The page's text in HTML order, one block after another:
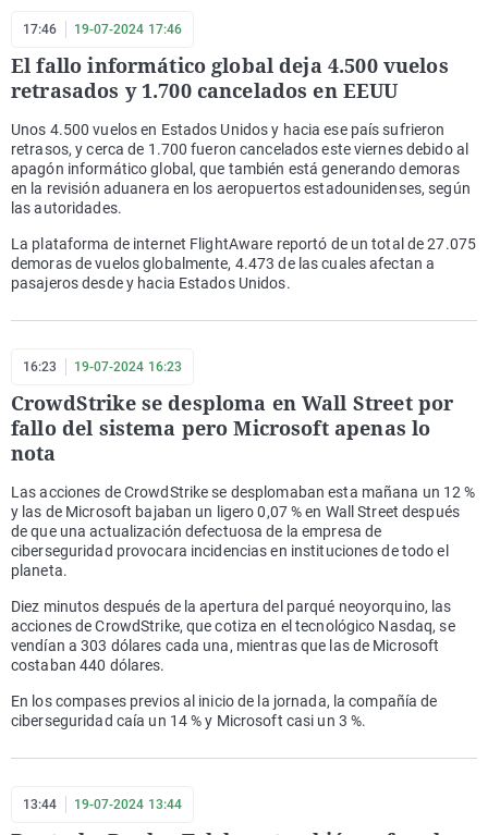
17:46 19-07-2024 17:46
El fallo informático global deja 4.500 vuelos
retrasados y 1.700 cancelados en EEUU
Unos 4.500 vuelos en Estados Unidos y hacia ese país sufrieron
retrasos, y cerca de 1.700 fueron cancelados este viernes debido al
apagón informático global, que también está generando demoras
en la revisión aduanera en los aeropuertos estadounidenses, según
las autoridades.
La plataforma de internet FlightAware reportó de un total de 27.075
demoras de vuelos globalmente, 4.473 de las cuales afectan a
pasajeros desde y hacia Estados Unidos.
16:23 19-07-2024 16:23
CrowdStrike se desploma en Wall Street por
fallo del sistema pero Microsoft apenas lo
nota
Las acciones de CrowdStrike se desplomaban esta mañana un 12 %
y las de Microsoft bajaban un ligero 0,07 % en Wall Street después
de que una actualización defectuosa de la empresa de
ciberseguridad provocara incidencias en instituciones de todo el
planeta.
Diez minutos después de la apertura del parqué neoyorquino, las
acciones de CrowdStrike, que cotiza en el tecnológico Nasdaq, se
vendían a 303 dólares cada una, mientras que las de Microsoft
costaban 440 dólares.
En los compases previos al inicio de la jornada, la compañía de
ciberseguridad caía un 14 % y Microsoft casi un 3 %.
13:44 19-07-2024 13:44